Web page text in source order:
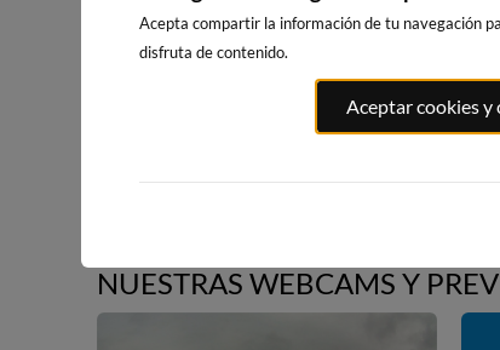
NUESTRAS WEBCAMS Y
Acepta compartir la información de tu navegación
disfruta de contenido.
Aceptar cookies